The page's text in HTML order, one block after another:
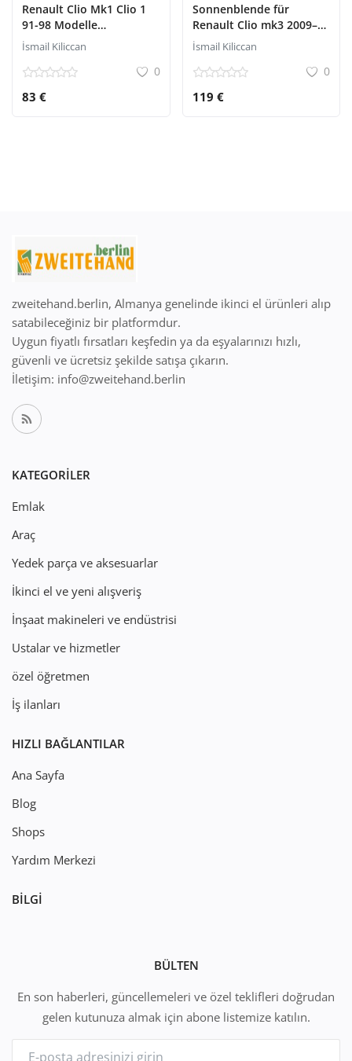
Renault Clio Mk1 Clio 1
91-98 Modelle
Spiegelabdeckung
İsmail Kiliccan
0
83 €
Sonnenblende für
Renault Clio mk3 2009–
2012
İsmail Kiliccan
0
119 €
zweitehand.berlin, Almanya genelinde ikinci el ürünleri alıp
satabileceğiniz bir platformdur.
Uygun fiyatlı fırsatları keşfedin ya da eşyalarınızı hızlı,
güvenli ve ücretsiz şekilde satışa çıkarın.
İletişim: info@zweitehand.berlin
KATEGORILER
Emlak
Araç
Yedek parça ve aksesuarlar
İkinci el ve yeni alışveriş
İnşaat makineleri ve endüstrisi
Ustalar ve hizmetler
özel öğretmen
İş ilanları
HIZLI BAĞLANTILAR
Ana Sayfa
Blog
Shops
Yardım Merkezi
BILGI
BÜLTEN
En son haberleri, güncellemeleri ve özel teklifleri doğrudan
gelen kutunuza almak için abone listemize katılın.